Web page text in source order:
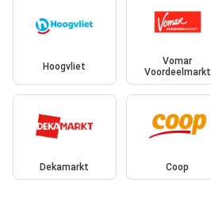
Hoogvliet
Vomar
Voordeelmarkt
Dekamarkt Coop